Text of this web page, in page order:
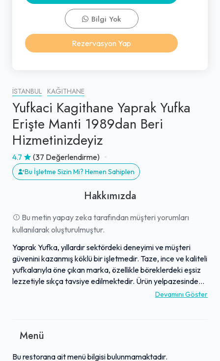
İSTANBUL KAĞITHANE
Yufkaci Kagithane Yaprak Yufka
Erişte Manti 1989dan Beri
Hizmetinizdeyiz
4.7 (37 Değerlendirme)
Bu İşletme Sizin Mi? Hemen Sahiplen
Hakkımızda
Bu metin yapay zeka tarafından müşteri yorumları
kullanılarak oluşturulmuştur.
Yaprak Yufka, yıllardır sektördeki deneyimi ve müşteri
güvenini kazanmış köklü bir işletmedir. Taze, ince ve kaliteli
yufkalarıyla öne çıkan marka, özellikle böreklerdeki eşsiz
lezzetiyle sıkça tavsiye edilmektedir. Ürün yelpazesinde
mantı, erişte ve kadayıf gibi ev yapımı lezzetler de
çekmektedir. Müşteriler tarafından "işin ehli" ve "kalite ve
Devamını Göster
Menü
Bu restorana ait menü bilgisi bulunmamaktadır.
Bilgi Yok
Rezervasyon Yap